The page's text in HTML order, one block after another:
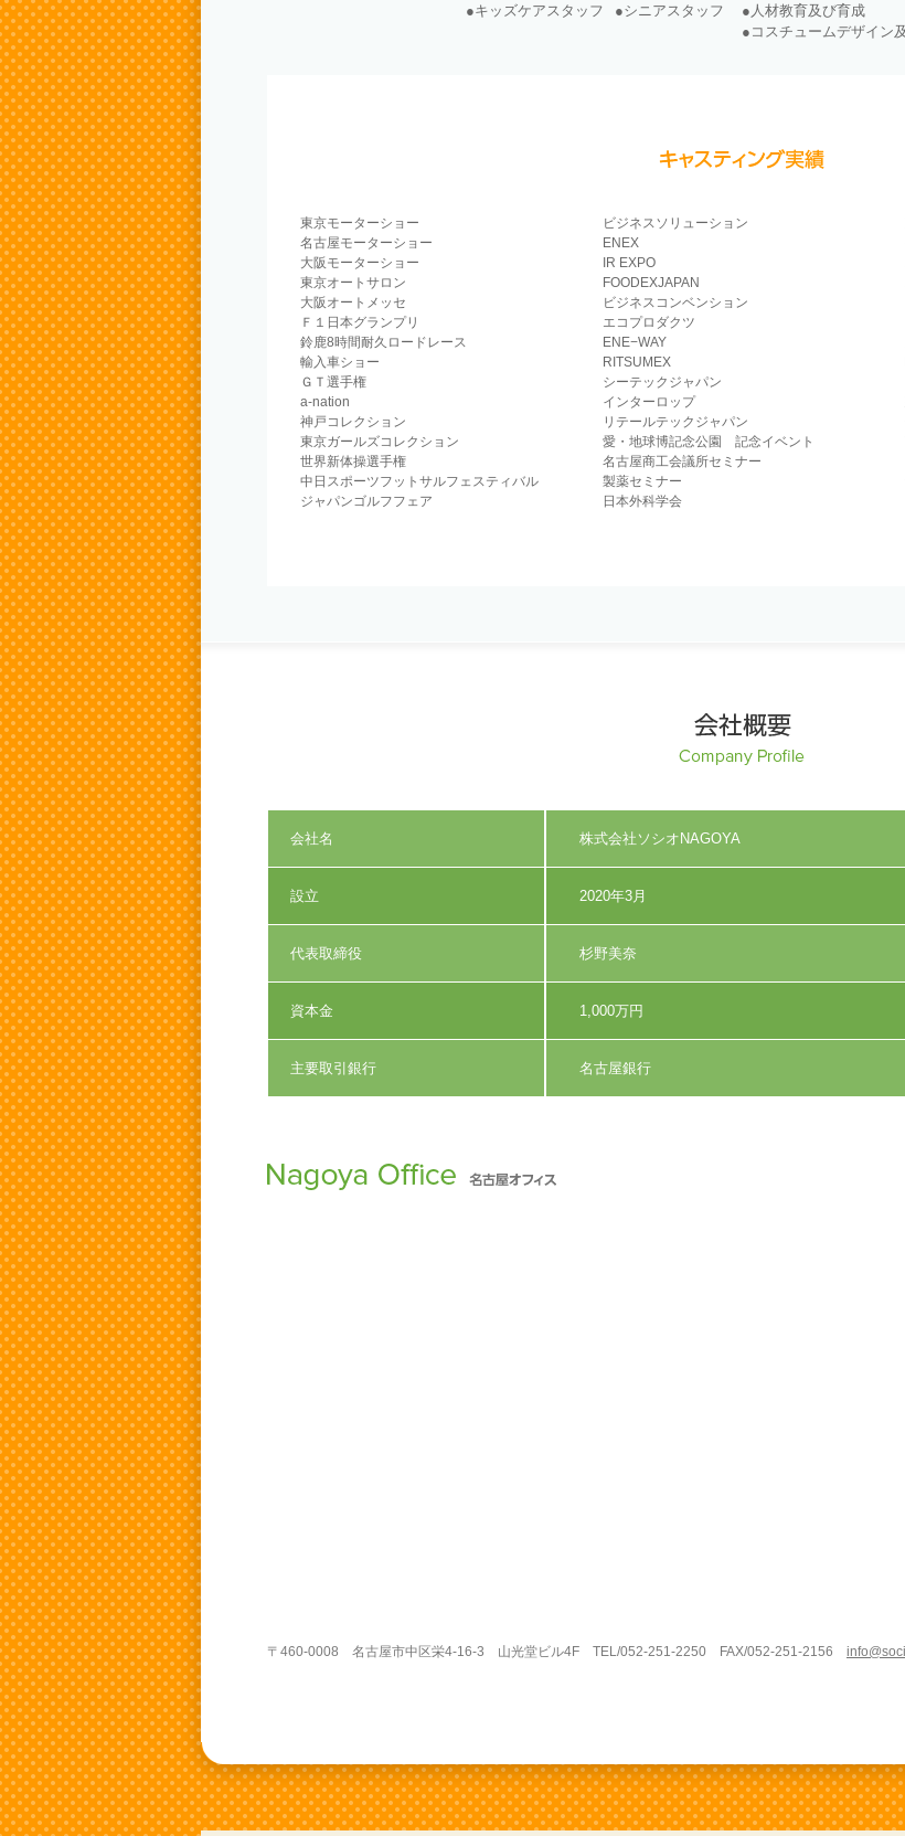
●キッズケアスタッフ
●シニアスタッフ
●人材教育及び育成
●コスチュームデザイン
東京モーターショー
名古屋モーターショー
大阪モーターショー
東京オートサロン
大阪オートメッセ
Ｆ１日本グランプリ
鈴鹿8時間耐久ロードレース
輸入車ショー
ＧＴ選手権
a-nation
神戸コレクション
東京ガールズコレクション
世界新体操選手権
中日スポーツフットサルフェスティバル
ジャパンゴルフフェア
ビジネスソリューション
ENEX
IR EXPO
FOODEXJAPAN
ビジネスコンベンション
エコプロダクツ
ENE−WAY
RITSUMEX
シーテックジャパン
インターロップ
リテールテックジャパン
愛・地球博記念公園 記念イベント
名古屋商工会議所セミナー
製薬セミナー
日本外科学会
会社名 株式会社ソシオNAGOYA
設立 2020年3月
代表取締役 杉野美奈
資本金 1,000万円
主要取引銀行 名古屋銀行
〒460-0008 名古屋市中区栄4-16-3 山光堂ビル4F TEL/052-251-2250 FAX/052-251-2156